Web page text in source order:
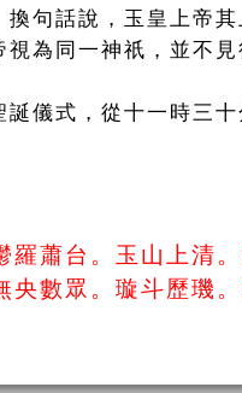
句話說，玉皇上帝
為同一神祇，並不
儀式，從十一時三
蕭台。玉山上清
數眾。璇斗歷璣